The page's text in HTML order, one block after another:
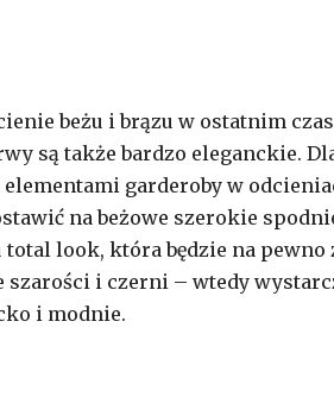
beżu i brązu w ostatnim
są także bardzo eleganckie.
elementami garderoby w
na beżowe szerokie
look, która będzie na pewno
i czerni – wtedy
i modnie.